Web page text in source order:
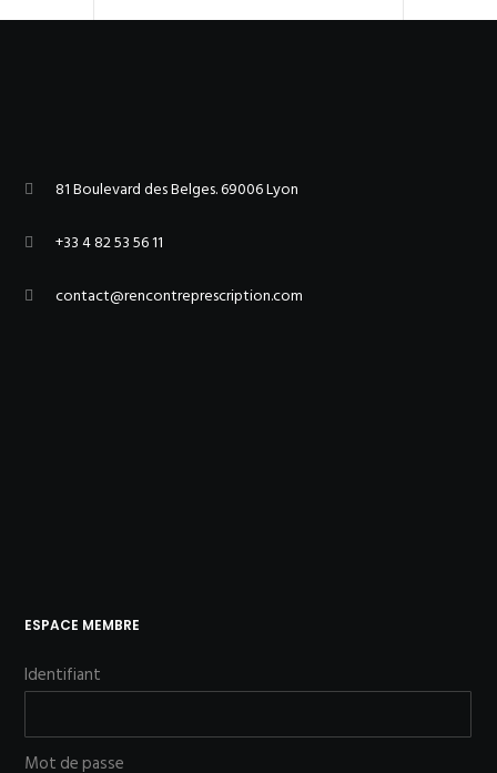
81 Boulevard des Belges. 69006 Lyon
+33 4 82 53 56 11
contact@rencontreprescription.com
ESPACE MEMBRE
Identifiant
Mot de passe